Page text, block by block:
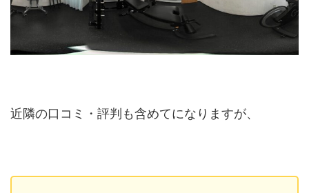
近隣の口コミ・評判も含めてになりますが、